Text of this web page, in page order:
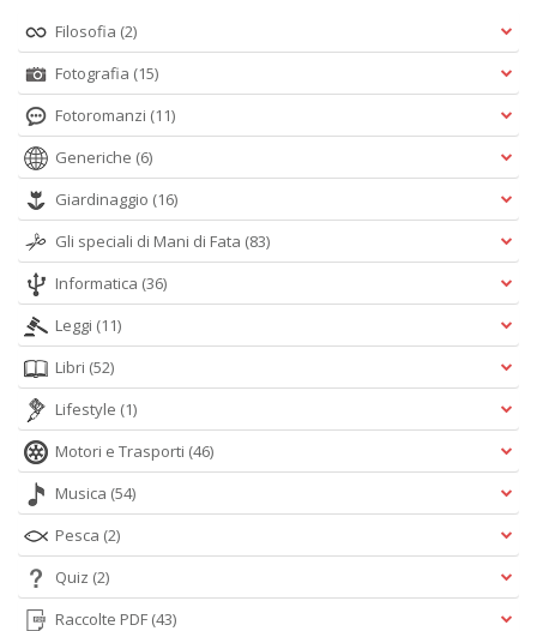
Filosofia (2)
Fotografia (15)
Fotoromanzi (11)
Generiche (6)
Giardinaggio (16)
Gli speciali di Mani di Fata (83)
Informatica (36)
Leggi (11)
Libri (52)
Lifestyle (1)
Motori e Trasporti (46)
Musica (54)
Pesca (2)
Quiz (2)
Raccolte PDF (43)